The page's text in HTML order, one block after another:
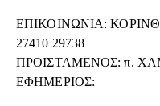
ΕΠΙΚΟΙΝΩΝΙΑ:
27410 29738
ΠΡΟΙΣΤΑΜΕΝΟΣ: π.
ΕΦΗΜΕΡΙΟΣ: